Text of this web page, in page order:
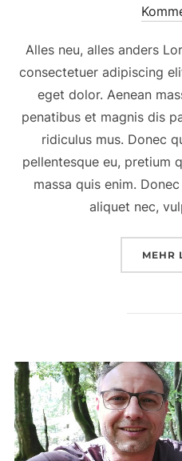
Alles neu, alles anders
consectetuer adipiscing
eget dolor. Aenean
penatibus et magnis dis
ridiculus mus. Donec
pellentesque eu, pretium
massa quis enim.
aliquet nec,
MEHR